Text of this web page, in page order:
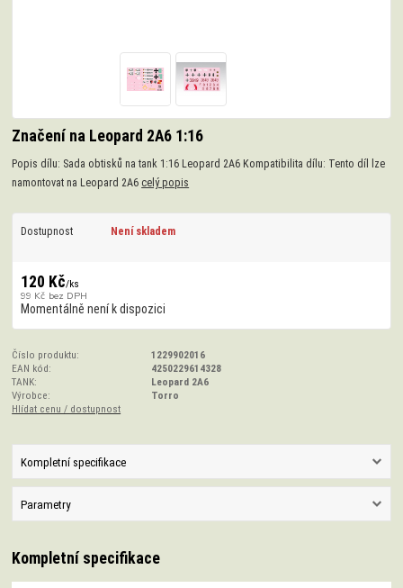
Značení na Leopard 2A6 1:16
Popis dílu: Sada obtisků na tank 1:16 Leopard 2A6 Kompatibilita dílu: Tento díl lze
namontovat na Leopard 2A6 celý popis
Dostupnost Není skladem
120 Kč/ks
99 Kč bez DPH
Momentálně není k dispozici
Číslo produktu:
1229902016
EAN kód:
4250229614328
TANK:
Leopard 2A6
Výrobce:
Torro
Hlídat cenu / dostupnost
Kompletní specifikace
Parametry
Kompletní specifikace